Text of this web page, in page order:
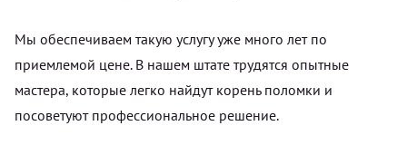
Мы обеспечиваем такую услугу уже много лет по
приемлемой цене. В нашем штате трудятся опытные
мастера, которые легко найдут корень поломки и
посоветуют профессиональное решение.